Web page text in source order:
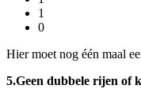
1
0
Hier moet nog één maal
5.Geen dubbele rijen of